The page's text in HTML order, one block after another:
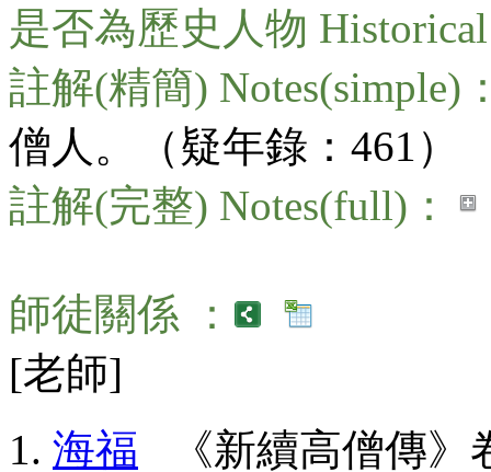
是否為歷史人物 Historical
註解(精簡) Notes(simple)
僧人。（疑年錄：461）
註解(完整) Notes(full)：
師徒關係 ：
[老師]
海福 《新續高僧傳》